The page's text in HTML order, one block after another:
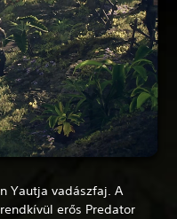
Yautja vadászfaj. A
erős Predator